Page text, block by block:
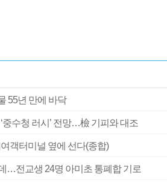
55년 만에 바닥
중수청 러시’ 전망…檢 기피와 대조
객터미널 옆에 선다(종합)
…전교생 24명 아미초 통폐합 기로